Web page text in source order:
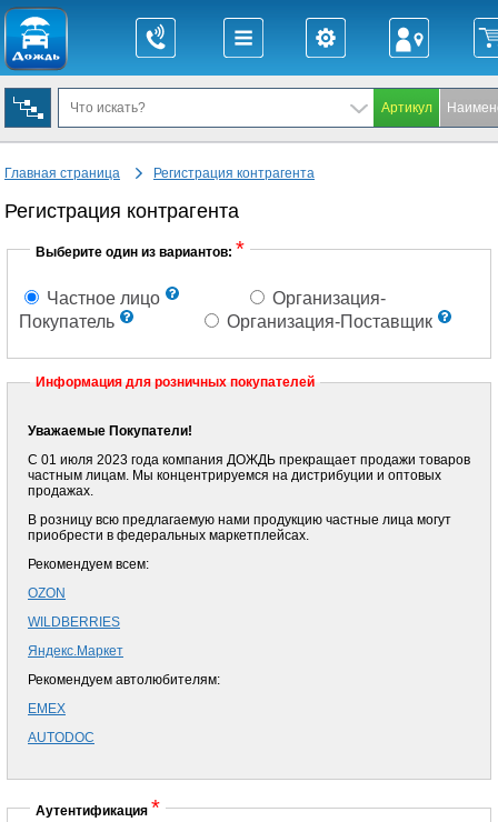
Главная страница Регистрация контрагента
Региcтрация контрагента
Выберите один из вариантов: *
Частное лицо
Организация-
Покупатель
Организация-Поставщик
Информация для розничных покупателей
Уважаемые Покупатели!
С 01 июля 2023 года компания ДОЖДЬ прекращает продажи товаров
частным лицам. Мы концентрируемся на дистрибуции и оптовых
продажах.
В розницу всю предлагаемую нами продукцию частные лица могут
приобрести в федеральных маркетплейсах.
Рекомендуем всем:
OZON
WILDBERRIES
Яндекс.Маркет
Рекомендуем автолюбителям:
EMEX
AUTODOC
Аутентификация *